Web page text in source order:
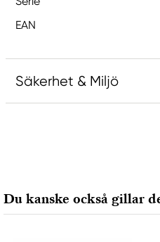
EAN
Säkerhet & Miljö
65205 Wiesbaden,
export@holtz-gmbh.de
Du kanske också gillar